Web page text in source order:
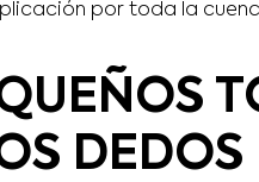
por toda la
DEDOS